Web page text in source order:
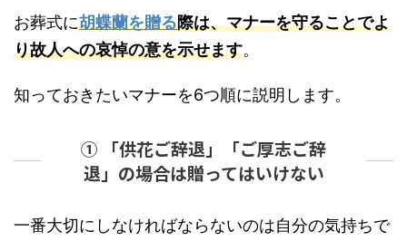
お葬式に胡蝶蘭を贈る際は、マナーを守ることでよ
り故人への哀悼の意を示せます。
知っておきたいマナーを6つ順に説明します。
① 「供花ご辞退」「ご厚志ご辞
退」の場合は贈ってはいけない
一番大切にしなければならないのは自分の気持ちで